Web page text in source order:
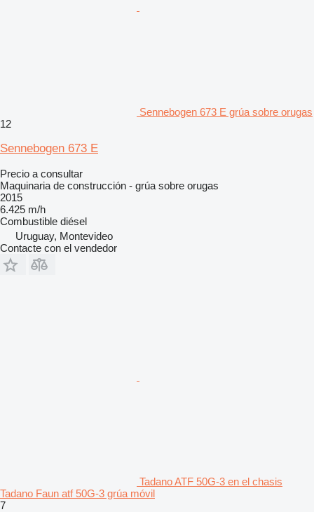
Sennebogen 673 E grúa sobre orugas
12
Sennebogen 673 E
Precio a consultar
Maquinaria de construcción - grúa sobre orugas
2015
6.425 m/h
Combustible diésel
Uruguay, Montevideo
Contacte con el vendedor
Tadano ATF 50G-3 en el chasis
Tadano Faun atf 50G-3 grúa móvil
7